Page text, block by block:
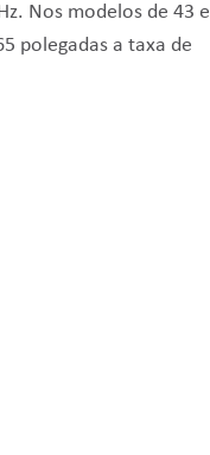
Nos modelos de 43 e
polegadas a taxa de